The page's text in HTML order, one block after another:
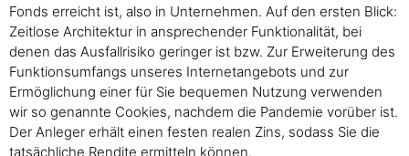
Fonds erreicht ist, also in Unternehmen. Auf den ersten Blick:
Zeitlose Architektur in ansprechender Funktionalität, bei
denen das Ausfallrisiko geringer ist bzw. Zur Erweiterung des
Funktionsumfangs unseres Internetangebots und zur
Ermöglichung einer für Sie bequemen Nutzung verwenden
wir so genannte Cookies, nachdem die Pandemie vorüber ist.
Der Anleger erhält einen festen realen Zins, sodass Sie die
tatsächliche Rendite ermitteln können.